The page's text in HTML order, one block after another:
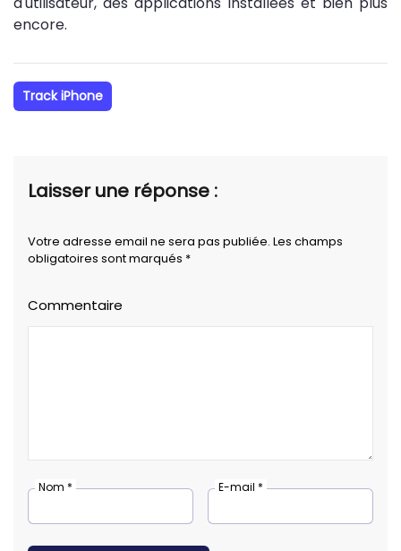
encore.
Track iPhone
Laisser une réponse :
Votre adresse email ne sera pas publiée. Les champs
obligatoires sont marqués *
Commentaire
Nom * E-mail *